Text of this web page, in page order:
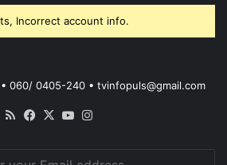
Incorrect account info.
• 060/ 0405-240 • tvinfopuls@gmail.com
RSS Facebook
X YouTube